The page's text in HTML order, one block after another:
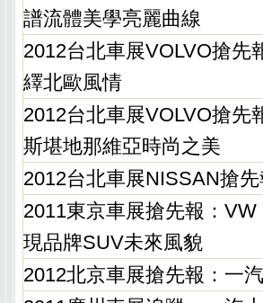
譜流體美學亮麗曲線
2012台北車展VOLVO搶先
繹北歐風情
2012台北車展VOLVO搶先
斯堪地那維亞時尚之美
2012台北車展NISSAN搶
2011東京車展搶先報：
現品牌SUV未來風貌
2012北京車展搶先報：一